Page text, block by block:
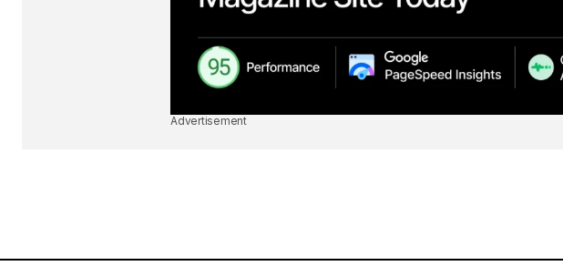
Advertisement